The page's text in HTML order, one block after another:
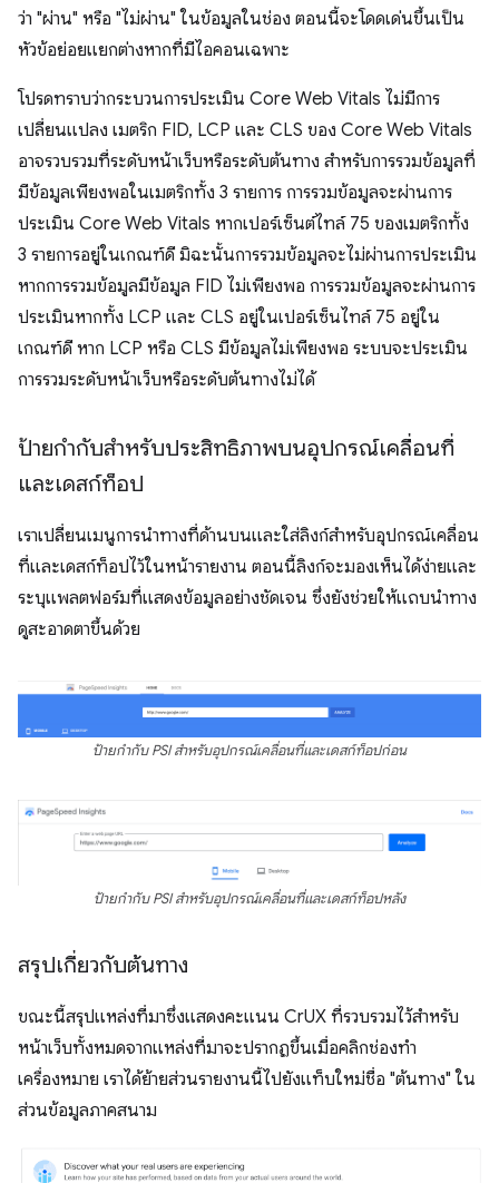
ว่า "ผ่าน" หรือ "ไม่ผ่าน" ในข้อมูลในช่อง ตอนนี้จะโดดเด่นขึ้นเป็น
หัวข้อย่อยแยกต่างหากที่มีไอคอนเฉพาะ
โปรดทราบว่ากระบวนการประเมิน Core Web Vitals ไม่มีการ
เปลี่ยนแปลง เมตริก FID, LCP และ CLS ของ Core Web Vitals
อาจรวบรวมที่ระดับหน้าเว็บหรือระดับต้นทาง สําหรับการรวมข้อมูลที่
มีข้อมูลเพียงพอในเมตริกทั้ง 3 รายการ การรวมข้อมูลจะผ่านการ
ประเมิน Core Web Vitals หากเปอร์เซ็นต์ไทล์ 75 ของเมตริกทั้ง
3 รายการอยู่ในเกณฑ์ดี มิฉะนั้นการรวมข้อมูลจะไม่ผ่านการประเมิน
หากการรวมข้อมูลมีข้อมูล FID ไม่เพียงพอ การรวมข้อมูลจะผ่านการ
ประเมินหากทั้ง LCP และ CLS อยู่ในเปอร์เซ็นไทล์ 75 อยู่ใน
เกณฑ์ดี หาก LCP หรือ CLS มีข้อมูลไม่เพียงพอ ระบบจะประเมิน
การรวมระดับหน้าเว็บหรือระดับต้นทางไม่ได้
ป้ายกํากับสําหรับประสิทธิภาพบนอุปกรณ์เคลื่อนที่
และเดสก์ท็อป
เราเปลี่ยนเมนูการนำทางที่ด้านบนและใส่ลิงก์สำหรับอุปกรณ์เคลื่อน
ที่และเดสก์ท็อปไว้ในหน้ารายงาน ตอนนี้ลิงก์จะมองเห็นได้ง่ายและ
ระบุแพลตฟอร์มที่แสดงข้อมูลอย่างชัดเจน ซึ่งยังช่วยให้แถบนําทาง
ดูสะอาดตาขึ้นด้วย
ป้ายกํากับ PSI สําหรับอุปกรณ์เคลื่อนที่และเดสก์ท็อปก่อน
ป้ายกํากับ PSI สําหรับอุปกรณ์เคลื่อนที่และเดสก์ท็อปหลัง
สรุปเกี่ยวกับต้นทาง
ขณะนี้สรุปแหล่งที่มาซึ่งแสดงคะแนน CrUX ที่รวบรวมไว้สำหรับ
หน้าเว็บทั้งหมดจากแหล่งที่มาจะปรากฏขึ้นเมื่อคลิกช่องทํา
เครื่องหมาย เราได้ย้ายส่วนรายงานนี้ไปยังแท็บใหม่ชื่อ "ต้นทาง" ใน
ส่วนข้อมูลภาคสนาม